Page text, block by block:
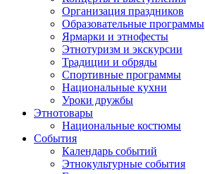
Организация праздников
Образовательные программы
Ярмарки и этнофесты
Этнотуризм и экскурсии
Традиции и обряды
Спортивные программы
Национальные кухни
Уроки дружбы
Этнотовары
Национальные костюмы
События
Календарь событий
Этнокультурные события